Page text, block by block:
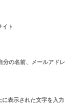
イト
分の名前、メールアドレ
に表示された文字を入力